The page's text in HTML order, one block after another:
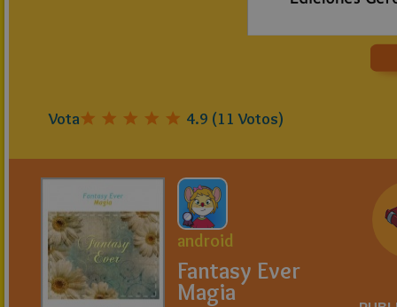
Vota 4.9 (11 Votos)
android
Fantasy Ever
Magia